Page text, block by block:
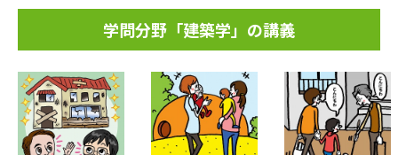
学問分野「建築学」の講義